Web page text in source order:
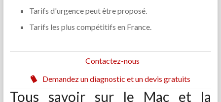
Tarifs d'urgence peut être proposé.
Tarifs les plus compétitifs en France.
Contactez-nous
Demandez un diagnostic et un devis gratuits
Tous savoir sur le Mac et la